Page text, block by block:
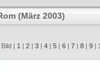
(März 2003)
Bild | 1 | 2 | 3 | 4 | 5 | 6 | 7 | 8 | 9 |